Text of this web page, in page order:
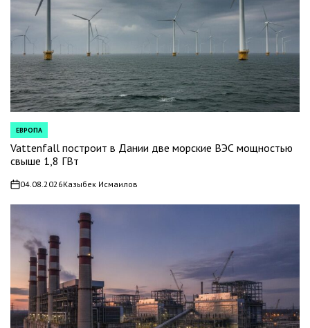
POSTED
IN
ЕВРОПА
Vattenfall построит в Дании две морские ВЭС мощностью
свыше 1,8 ГВт
on04.08.2026Казыбек Исмаилов